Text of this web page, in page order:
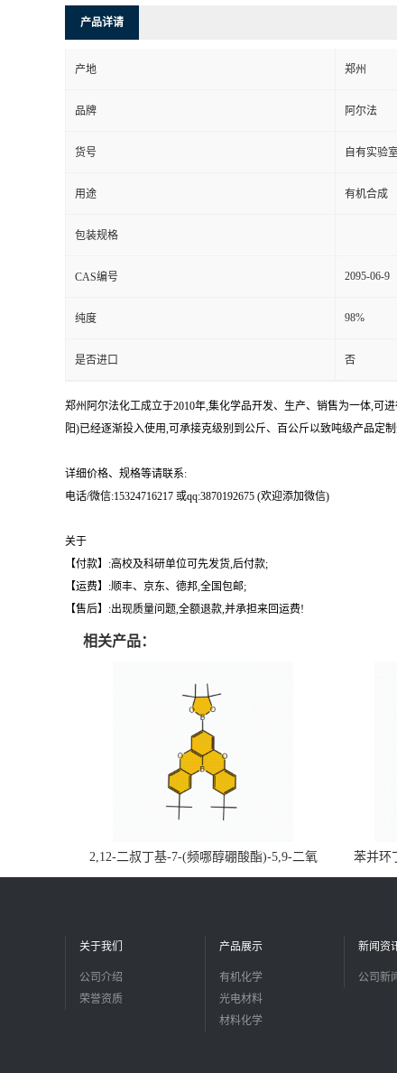
产品详请
产地 郑州
品牌 阿尔法
货号 自有实验
用途 有机合成
包装规格
CAS编号 2095-06-9
纯度 98%
是否进口 否
郑州阿尔法化工成立于2010年,集化学品开发、生产、销售为一体,可
阳)已经逐渐投入使用,可承接克级别到公斤、百公斤以致吨级产品定
详细价格、规格等请联系:
电话/微信:15324716217 或qq:3870192675 (欢迎添加微信)
关于
【付款】:高校及科研单位可先发货,后付款;
【运费】:顺丰、京东、德邦,全国包邮;
【售后】:出现质量问题,全额退款,并承担来回运费!
相关产品：
2,12-二叔丁基-7-(频哪醇硼酸酯)-5,9-二氧
杂-13b-硼萘并[3,2,1-de]蒽CAS号2648896-
苯并环
关于我们
公司介绍
荣誉资质
产品展示
有机化学
光电材料
材料化学
新闻资
公司新